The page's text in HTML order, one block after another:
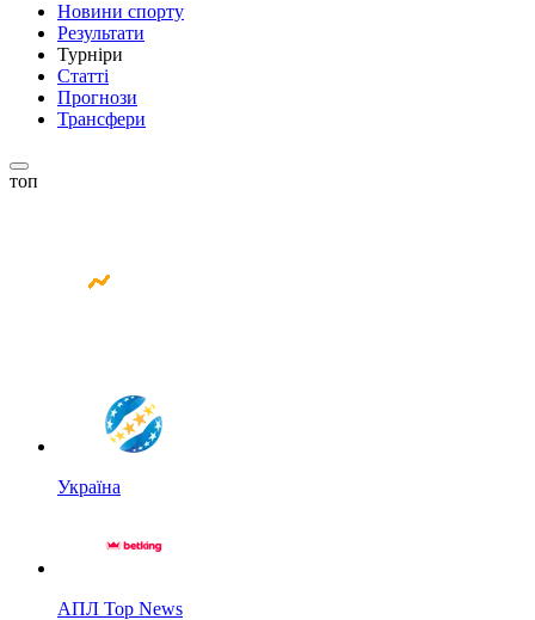
Новини спорту
Результати
Турніри
Статті
Прогнози
Трансфери
топ
Україна
АПЛ Top News